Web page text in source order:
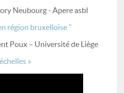
Neubourg - Apere asbl
région bruxelloise "
Poux – Université de Liège
»